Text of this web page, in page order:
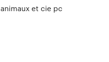
animaux et cie pc